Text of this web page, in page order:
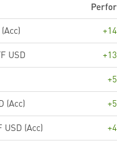
USD
(Acc)
USD (Acc)